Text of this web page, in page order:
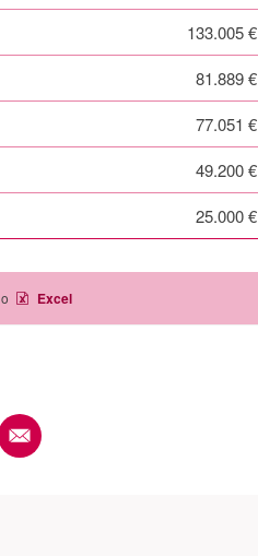
133.005 €
81.889 €
77.051 €
49.200 €
25.000 €
o Excel